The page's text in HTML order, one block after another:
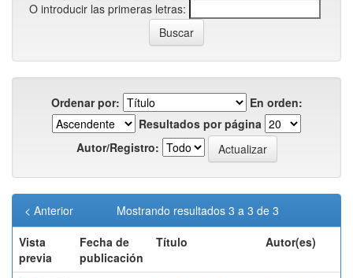
O introducir las primeras letras:
Ordenar por:
En orden:
Resultados por página
Autor/Registro:
Mostrando resultados 3 a 3 de 3
< Anterior
Vista
previa
Fecha de
publicación
Título Autor(es)